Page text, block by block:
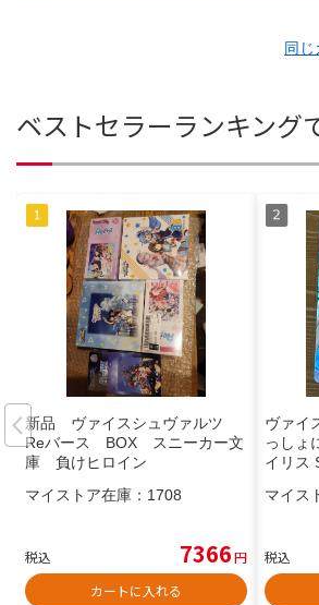
同じ
ベストセラーランキング
新品 ヴァイスシュヴァルツ
Reバース BOX スニーカー文
庫 負けヒロイン
マイストア在庫： 1708
税込 7366円
カートに入れる
ヴァイ
っしょ
イリス
マイス
税込